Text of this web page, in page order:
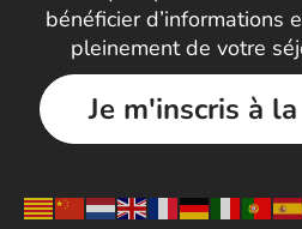
bénéficier d’informations
pleinement de votre
Je m'inscris à